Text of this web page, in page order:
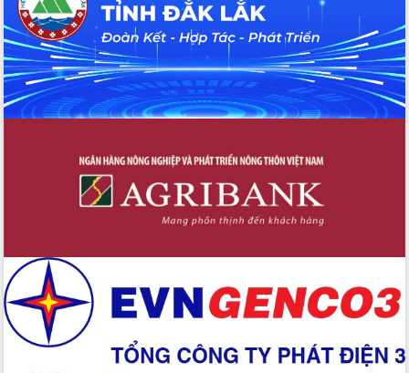
Xây dựng nền hành chính số đồng
hành cùng nông dân dân, doanh nghiệp
Giai đoạn 2026-2030, Đắk Lắk phấn
đấu có 77% xã đạt chuẩn nông thôn
mới
Chuyển đổi số 'mở đường' cho nông
Triển khai đồng bộ đo đạc, lập hồ sơ
địa chính, hoàn thiện cơ sở dữ liệu đất
Ứng dụng sinh trắc học - Bước tiến
Lắk
Đắk Lắk nâng cao hiệu quả công tác
Đảng từ Sổ tay đảng viên điện tử
Đắk Lắk đẩy mạnh nuôi biển công
nghệ, hướng tới phát triển thủy sản